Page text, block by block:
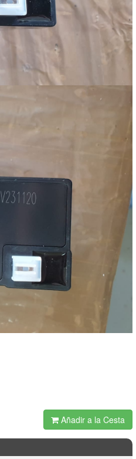
Añadir a la Cesta